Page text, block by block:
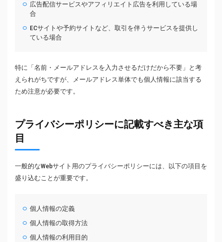
広告配信サービスやアフィリエイト広告を利用している場
合
ECサイトや予約サイトなど、取引を伴うサービスを提供し
ている場合
特に「名前・メールアドレスを入力させるだけだから不要」と考
えられがちですが、メールアドレス単体でも個人情報に該当する
ため注意が必要です。
プライバシーポリシーに記載すべき主な項
目
一般的なWebサイト用のプライバシーポリシーには、以下の項目を
盛り込むことが重要です。
個人情報の定義
個人情報の取得方法
個人情報の利用目的